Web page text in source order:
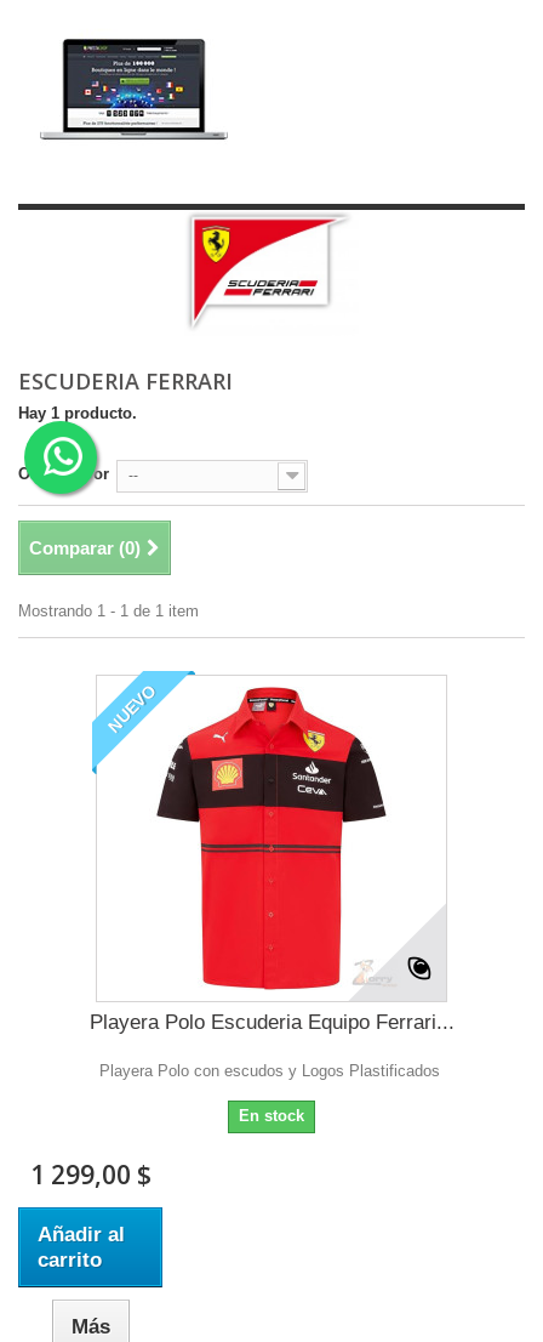
ESCUDERIA FERRARI
Hay 1 producto.
Ordenar por --
Comparar (0)
Mostrando 1 - 1 de 1 item
NUEVO
Playera Polo Escuderia Equipo Ferrari...
Playera Polo con escudos y Logos Plastificados
En stock
1 299,00 $
Añadir al
carrito
Más